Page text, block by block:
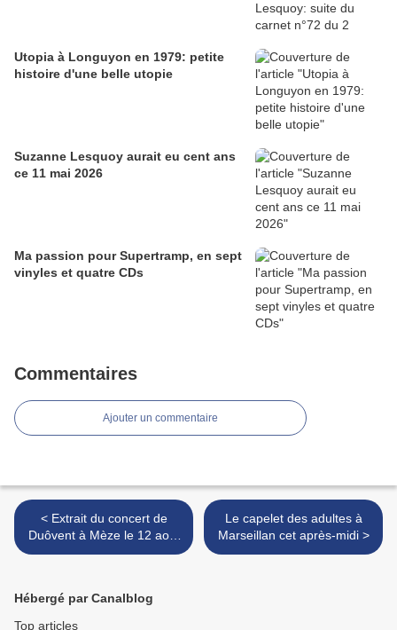
Utopia à Longuyon en 1979: petite
histoire d'une belle utopie
Suzanne Lesquoy aurait eu cent ans
ce 11 mai 2026
Ma passion pour Supertramp, en sept
vinyles et quatre CDs
Commentaires
Ajouter un commentaire
< Extrait du concert de
Duôvent à Mèze le 12 août
à la Chapelle des Pénitents
Le capelet des adultes à
Marseillan cet après-midi >
Hébergé par Canalblog
Top articles